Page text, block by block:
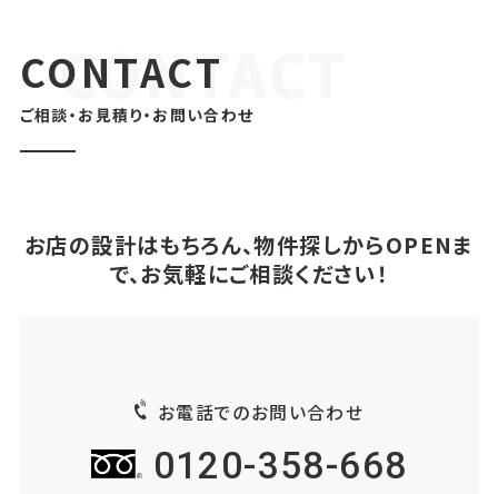
CONTACT
ご相談・お見積り・お問い合わせ
お店の設計はもちろん、物件探しからOPENま
で、お気軽にご相談ください！
お電話でのお問い合わせ
0120-358-668